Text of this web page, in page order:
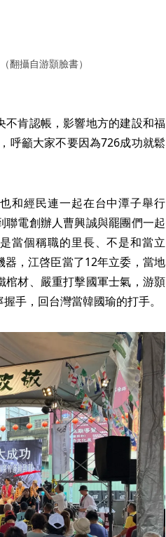
翻攝自游顥臉書）
肯認帳，影響地方的建設和福
呼籲大家不要因為726成功就鬆
和經民連一起在台中潭子舉行
電創辦人曹興誠與罷團們一起
當個稱職的里長、不是和當立
，江啓臣當了12年立委，當地
棺材、嚴重打擊國軍士氣，游顥
手，回台灣當韓國瑜的打手。